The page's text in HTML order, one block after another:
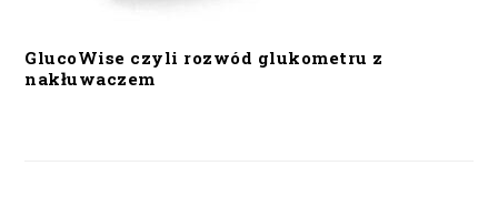
GlucoWise czyli rozwód glukometru z
nakłuwaczem